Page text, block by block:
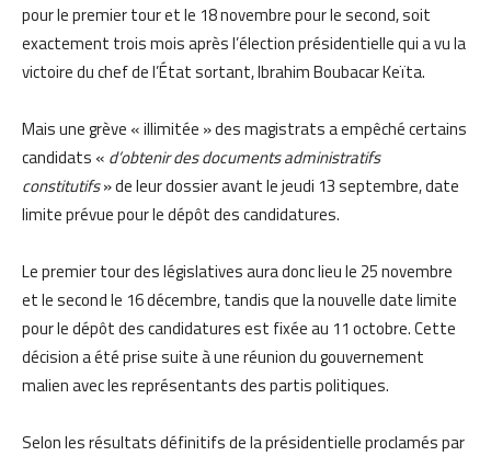
pour le premier tour et le 18 novembre pour le second, soit
exactement trois mois après l’élection présidentielle qui a vu la
victoire du chef de l’État sortant, Ibrahim Boubacar Keïta.
Mais une grève « illimitée » des magistrats a empêché certains
candidats « d’obtenir des documents administratifs
constitutifs» de leur dossier avant le jeudi 13 septembre, date
limite prévue pour le dépôt des candidatures.
Le premier tour des législatives aura donc lieu le 25 novembre
et le second le 16 décembre, tandis que la nouvelle date limite
pour le dépôt des candidatures est fixée au 11 octobre. Cette
décision a été prise suite à une réunion du gouvernement
malien avec les représentants des partis politiques.
Selon les résultats définitifs de la présidentielle proclamés par